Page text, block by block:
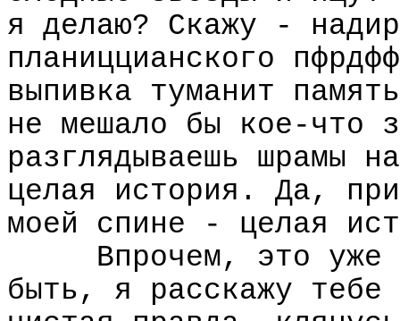
я делаю? Скажу -
планиццианского
выпивка туманит
не мешало бы кое-что
разглядываешь шрамы
целая история. Да,
моей спине - целая
Впрочем, это уже
быть, я расскажу